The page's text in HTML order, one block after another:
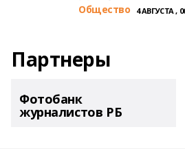
Общество 4 АВГУСТА ,
Партнеры
Фотобанк
журналистов РБ